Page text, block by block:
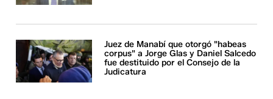
Juez de Manabí que otorgó "habeas
corpus" a Jorge Glas y Daniel Salcedo
fue destituido por el Consejo de la
Judicatura